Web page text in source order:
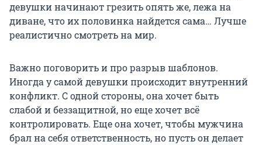
девушки начинают грезить опять же, лежа на
диване, что их половинка найдется сама… Лучше
реалистично смотреть на мир.
Важно поговорить и про разрыв шаблонов.
Иногда у самой девушки происходит внутренний
конфликт. С одной стороны, она хочет быть
слабой и беззащитной, но еще хочет всё
контролировать. Еще она хочет, чтобы мужчина
брал на себя ответственность, но пусть он делает